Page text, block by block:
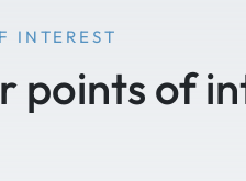
INTEREST
points of